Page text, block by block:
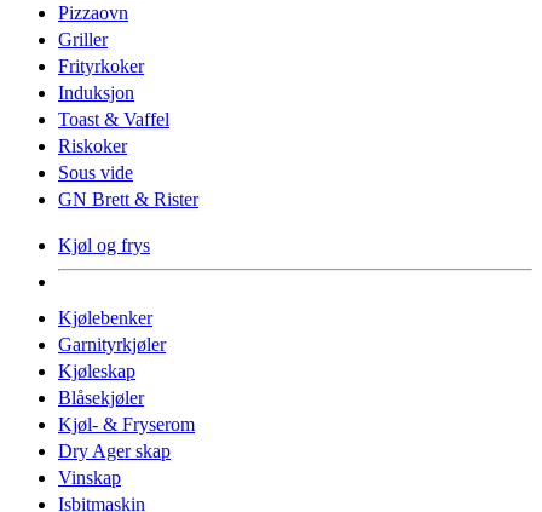
Pizzaovn
Griller
Frityrkoker
Induksjon
Toast & Vaffel
Riskoker
Sous vide
GN Brett & Rister
Kjøl og frys
Kjølebenker
Garnityrkjøler
Kjøleskap
Blåsekjøler
Kjøl- & Fryserom
Dry Ager skap
Vinskap
Isbitmaskin